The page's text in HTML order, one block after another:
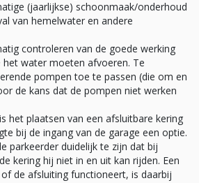
(jaarlijkse) schoonmaak/onderhoud
van hemelwater en andere
controleren van de goede werking
het water moeten afvoeren. Te
pompen toe te passen (die om en
de kans dat de pompen niet werken
het plaatsen van een afsluitbare kering
bij de ingang van de garage een optie.
parkeerder duidelijk te zijn dat bij
kering hij niet in en uit kan rijden. Een
de afsluiting functioneert, is daarbij